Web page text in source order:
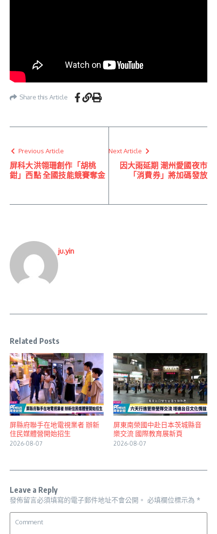
Share this Article
Previous Article
屏科大洪翎珊創作「胡桃
鉗」西點 全國技能競賽奪金
Next Article
因大雨延期 潮州愛國夜市
「消費券」將加碼發放
ju.yin
Related Posts
屏縣府聯手在地電視業者 辦新
住民媒體營開始招生
2026-08-07
屏東南榮國中赴日本茨城縣音
樂交流 國際教育展新頁
2026-08-07
Leave a Reply
發佈留言必須填寫的電子郵件地址不會公開。 必填欄位標示為 *